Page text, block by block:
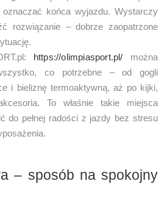
końca wyjazdu. Wystarczy
rozwiązanie – dobrze zaopatrzone
https://olimpiasport.pl/ można
co potrzebne – od gogli
i bieliznę termoaktywną, aż po kijki,
To właśnie takie miejsca
do pełnej radości z jazdy bez stresu
– sposób na spokojny